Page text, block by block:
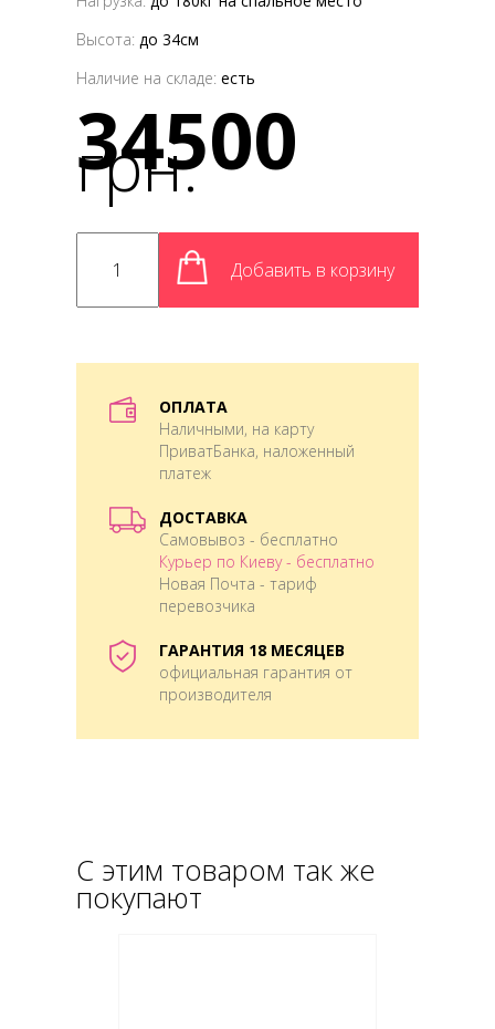
Высота: до 34см
Наличие на складе: есть
34500
грн.
Добавить в корзину
ОПЛАТА
Наличными, на карту
ПриватБанка, наложенный
платеж
ДОСТАВКА
Самовывоз - бесплатно
Курьер по Киеву - бесплатно
Новая Почта - тариф
перевозчика
ГАРАНТИЯ 18 МЕСЯЦЕВ
официальная гарантия от
производителя
С этим товаром так же
покупают